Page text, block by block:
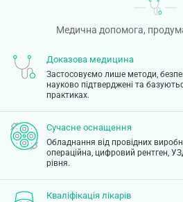
Медична допомога,
Доказова медицина
Застосовуємо лише методи,
науково підтверджені та
практиках.
Сучасне оснащення
Обладнання від провідних
операційна, цифровий рентген,
рівня.
Кваліфікація лікарів